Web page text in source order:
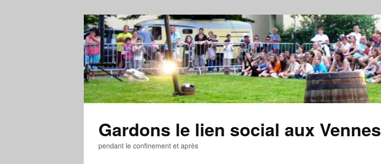
Gardons le lien social aux Vennes
pendant le confinement et après